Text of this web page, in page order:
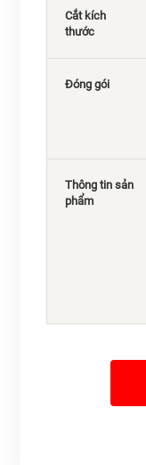
Cắt kích
thước
Đóng gói
Thông tin sản
phẩm